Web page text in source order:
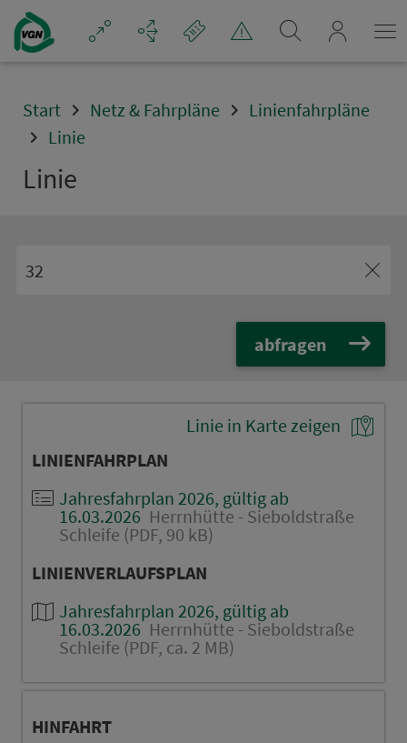
Navigation überspringen
Start Netz & Fahrpläne
Linienfahrpläne
Linie
Linie
abfragen
Linie in Karte zeigen
LINIENFAHRPLAN
Jahresfahrplan 2026, gültig ab
16.03.2026 Herrnhütte - Sieboldstraße
Schleife (PDF, 90 kB)
LINIENVERLAUFSPLAN
Jahresfahrplan 2026, gültig ab
16.03.2026 Herrnhütte - Sieboldstraße
Schleife (PDF, ca. 2 MB)
HINFAHRT